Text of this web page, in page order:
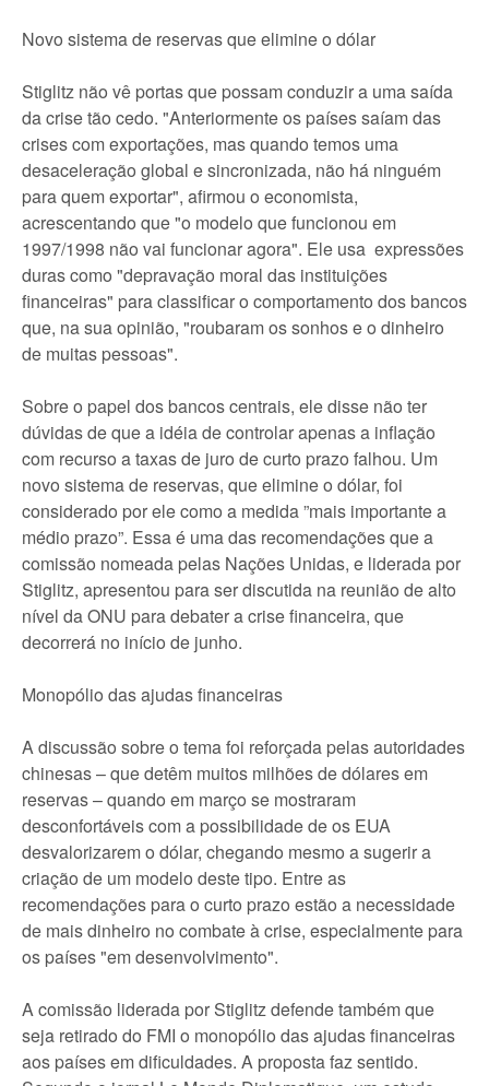
Novo sistema de reservas que elimine o dólar
Stiglitz não vê portas que possam conduzir a uma saída
da crise tão cedo. "Anteriormente os países saíam das
crises com exportações, mas quando temos uma
desaceleração global e sincronizada, não há ninguém
para quem exportar", afirmou o economista,
acrescentando que "o modelo que funcionou em
1997/1998 não vai funcionar agora". Ele usa expressões
duras como "depravação moral das instituições
financeiras" para classificar o comportamento dos bancos
que, na sua opinião, "roubaram os sonhos e o dinheiro
de muitas pessoas".
Sobre o papel dos bancos centrais, ele disse não ter
dúvidas de que a idéia de controlar apenas a inflação
com recurso a taxas de juro de curto prazo falhou. Um
novo sistema de reservas, que elimine o dólar, foi
considerado por ele como a medida ”mais importante a
médio prazo”. Essa é uma das recomendações que a
comissão nomeada pelas Nações Unidas, e liderada por
Stiglitz, apresentou para ser discutida na reunião de alto
nível da ONU para debater a crise financeira, que
decorrerá no início de junho.
Monopólio das ajudas financeiras
A discussão sobre o tema foi reforçada pelas autoridades
chinesas – que detêm muitos milhões de dólares em
reservas – quando em março se mostraram
desconfortáveis com a possibilidade de os EUA
desvalorizarem o dólar, chegando mesmo a sugerir a
criação de um modelo deste tipo. Entre as
recomendações para o curto prazo estão a necessidade
de mais dinheiro no combate à crise, especialmente para
os países "em desenvolvimento".
A comissão liderada por Stiglitz defende também que
seja retirado do FMI o monopólio das ajudas financeiras
aos países em dificuldades. A proposta faz sentido.